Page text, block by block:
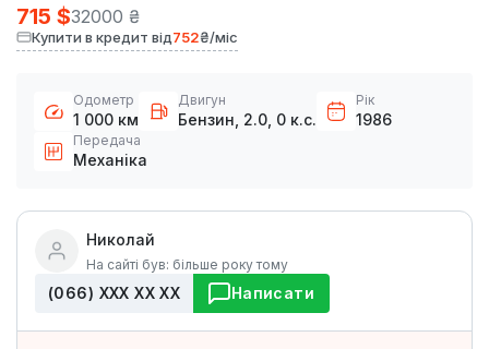
715 $32000 ₴
Купити в кредит від752₴/міс
Одометр
1 000 км
Двигун
Бензин, 2.0, 0 к.с.
Рік
1986
Передача
Механіка
Николай
На сайті був: більше року тому
(066) ХХХ ХХ ХХ Написати